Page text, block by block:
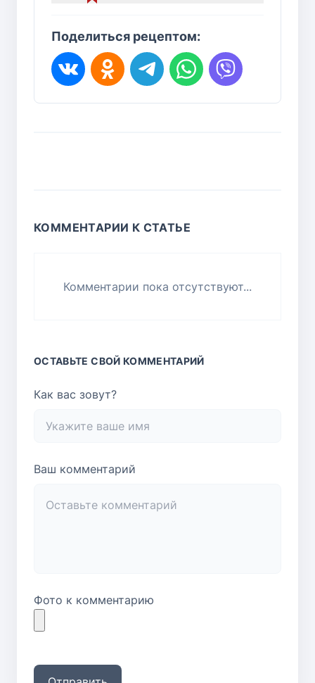
Поделиться рецептом:
КОММЕНТАРИИ К СТАТЬЕ
Комментарии пока отсутствуют...
ОСТАВЬТЕ СВОЙ КОММЕНТАРИЙ
Как вас зовут?
Ваш комментарий
Фото к комментарию